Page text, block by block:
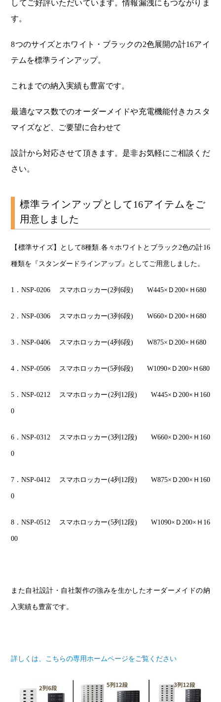
してご好評いただいています。情報漏洩にもつながりま
す。
8つのサイズとホワイト・ブラックの2色展開の計16アイ
テムを標準ラインアップ。
これまでの納入実績も豊富です。
最適なマス数でのオーダーメイドや充電機能付きカスタ
マイズなど、ご要望に合わせて
設計から対応させて頂きます。是非お気軽にご相談くだ
さい。
標準ラインアップとして16アイテムをご
用意しました
【標準サイズ】として8種類.各々ホワイトとブラック2色の計16
種類を『スタンダードラインアップ』としてご用意しました。
1 ．NSP-0206 スマホロッカー(2列6段) W445×Ｄ200×Ｈ680
2 ．NSP-0306 スマホロッカー(3列6段) W660×Ｄ200×Ｈ680
3 ．NSP-0406 スマホロッカー(4列6段) W875×Ｄ200×Ｈ680
4 ．NSP-0506 スマホロッカー(5列6段) W1090×Ｄ200×Ｈ680
5 ．NSP-0212 スマホロッカー(2列12段) W445×Ｄ200×Ｈ160
0
6 ．NSP-0312 スマホロッカー(3列12段) W660×Ｄ200×Ｈ160
0
7 ．NSP-0412 スマホロッカー(4列12段) W875×Ｄ200×Ｈ160
0
8 ．NSP-0512 スマホロッカー(5列12段) W1090×Ｄ200×Ｈ16
00
また自社設計・自社製作の強みを生かしたオーダーメイドの納
入実績も豊富です。
詳しくは、こちらの専用ホームページをご覧ください